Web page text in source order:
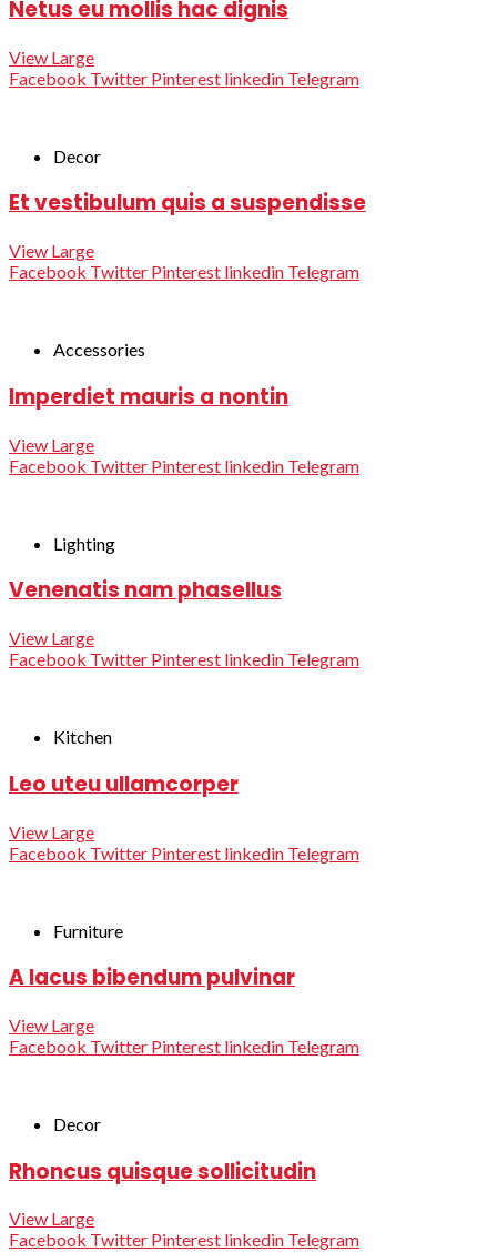
Netus eu mollis hac dignis
View Large
Facebook Twitter Pinterest linkedin Telegram
Decor
Et vestibulum quis a suspendisse
View Large
Facebook Twitter Pinterest linkedin Telegram
Accessories
Imperdiet mauris a nontin
View Large
Facebook Twitter Pinterest linkedin Telegram
Lighting
Venenatis nam phasellus
View Large
Facebook Twitter Pinterest linkedin Telegram
Kitchen
Leo uteu ullamcorper
View Large
Facebook Twitter Pinterest linkedin Telegram
Furniture
A lacus bibendum pulvinar
View Large
Facebook Twitter Pinterest linkedin Telegram
Decor
Rhoncus quisque sollicitudin
View Large
Facebook Twitter Pinterest linkedin Telegram